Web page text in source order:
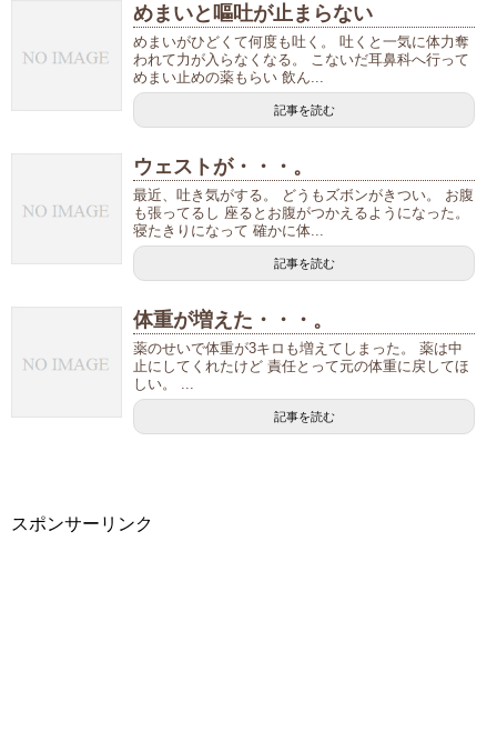
めまいと嘔吐が止まらない
めまいがひどくて何度も吐く。 吐くと一気に体力奪
われて力が入らなくなる。 こないだ耳鼻科へ行って
めまい止めの薬もらい 飲ん...
記事を読む
ウェストが・・・。
最近、吐き気がする。 どうもズボンがきつい。 お腹
も張ってるし 座るとお腹がつかえるようになった。
寝たきりになって 確かに体...
記事を読む
体重が増えた・・・。
薬のせいで体重が3キロも増えてしまった。 薬は中
止にしてくれたけど 責任とって元の体重に戻してほ
しい。 ...
記事を読む
スポンサーリンク